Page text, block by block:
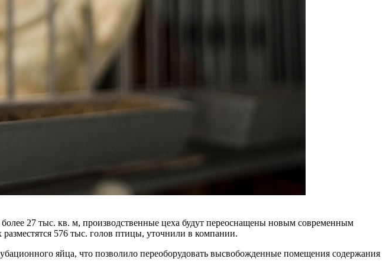
27 тыс. кв. м, производственные цеха будут переоснащены новым современным
576 тыс. голов птицы, уточнили в компании.
яйца, что позволило переоборудовать высвобожденные помещения содержания